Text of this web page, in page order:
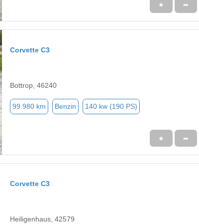
★ ➦
Corvette C3
Bottrop, 46240
99.980 km Benzin 140 kw (190 PS)
★ ➦
Corvette C3
Heiligenhaus, 42579